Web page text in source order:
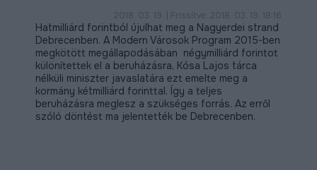
2018. 03. 19. | Frissítve: 2018. 03. 19. 18:16
Hatmilliárd forintból újulhat meg a Nagyerdei strand
Debrecenben. A Modern Városok Program 2015-ben
megkötött megállapodásában négymilliárd forintot
különítettek el a beruházásra, Kósa Lajos tárca
nélküli miniszter javaslatára ezt emelte meg a
kormány kétmilliárd forinttal. Így a teljes
beruházásra meglesz a szükséges forrás. Az erről
szóló döntést ma jelentették be Debrecenben.